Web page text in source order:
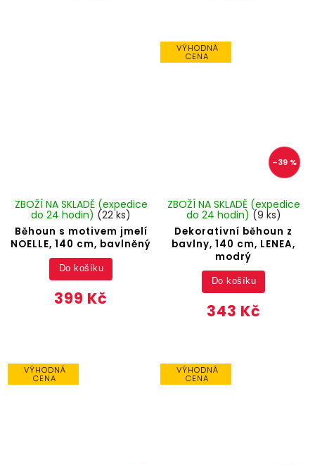
Běhoun s motivem jmelí
NOELLE, 140 cm, bavlněný
ZBOŽÍ NA SKLADĚ (expedice
do 24 hodin) (22 ks)
399 Kč
Do košíku
VÝHODNÁ
CENA
–39 %
Dekorativní běhoun z
bavlny, 140 cm, LENEA,
modrý
ZBOŽÍ NA SKLADĚ (expedice
do 24 hodin) (9 ks)
343 Kč
Do košíku
VÝHODNÁ
CENA
VÝHODNÁ
CENA